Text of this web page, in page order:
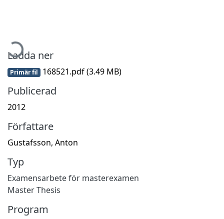
Ladda ner
Primär fil 168521.pdf(3.49 MB)
Publicerad
2012
Författare
Gustafsson, Anton
Typ
Examensarbete för masterexamen
Master Thesis
Program